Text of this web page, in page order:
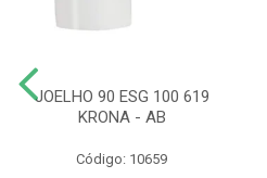
JOELHO 90 ESG 100 619
KRONA - AB
Código: 10659